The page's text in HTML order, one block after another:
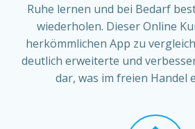
Ruhe lernen und bei Bedarf
wiederholen. Dieser Online
herkömmlichen App zu
deutlich erweiterte und
dar, was im freien Handel